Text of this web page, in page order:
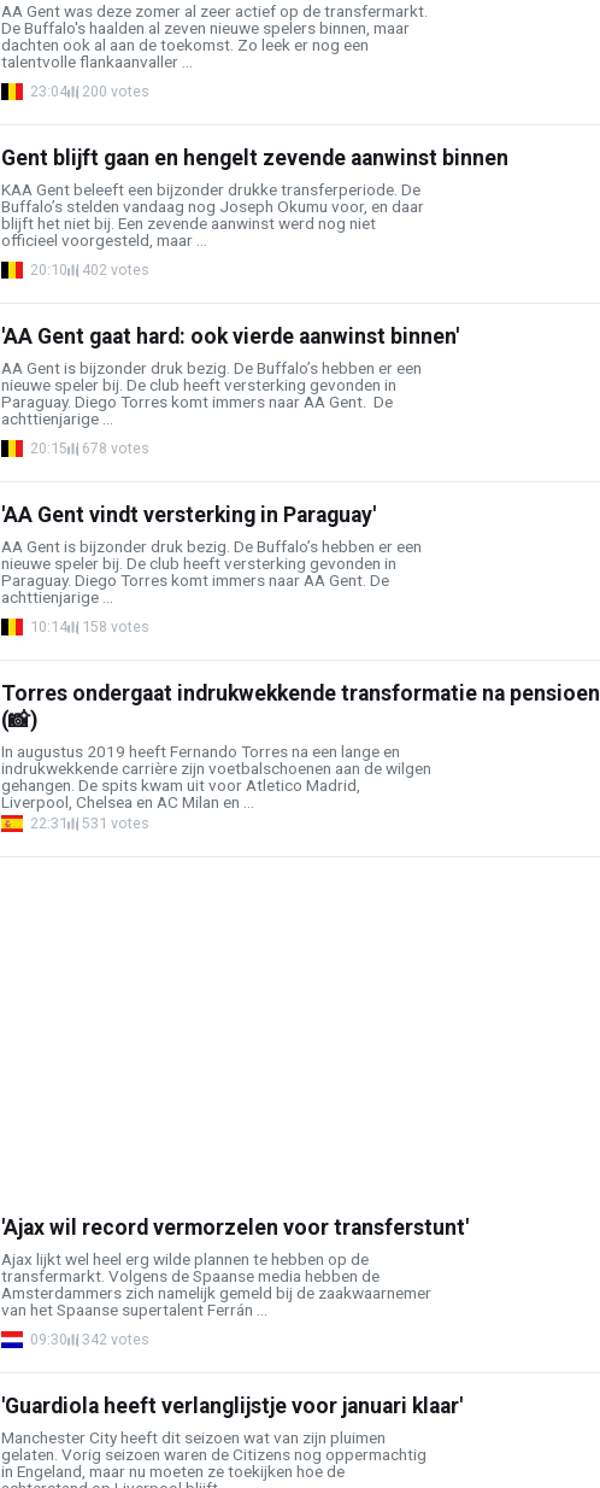
AA Gent was deze zomer al zeer actief op de transfermarkt.
De Buffalo's haalden al zeven nieuwe spelers binnen, maar
dachten ook al aan de toekomst. Zo leek er nog een
talentvolle flankaanvaller ...
23:04 200 votes
Gent blijft gaan en hengelt zevende aanwinst binnen
KAA Gent beleeft een bijzonder drukke transferperiode. De
Buffalo’s stelden vandaag nog Joseph Okumu voor, en daar
blijft het niet bij. Een zevende aanwinst werd nog niet
officieel voorgesteld, maar ...
20:10 402 votes
'AA Gent gaat hard: ook vierde aanwinst binnen'
AA Gent is bijzonder druk bezig. De Buffalo’s hebben er een
nieuwe speler bij. De club heeft versterking gevonden in
Paraguay. Diego Torres komt immers naar AA Gent. De
achttienjarige ...
20:15 678 votes
'AA Gent vindt versterking in Paraguay'
AA Gent is bijzonder druk bezig. De Buffalo’s hebben er een
nieuwe speler bij. De club heeft versterking gevonden in
Paraguay. Diego Torres komt immers naar AA Gent. De
achttienjarige ...
10:14 158 votes
Torres ondergaat indrukwekkende transformatie na pensioen
(📸)
In augustus 2019 heeft Fernando Torres na een lange en
indrukwekkende carrière zijn voetbalschoenen aan de wilgen
gehangen. De spits kwam uit voor Atletico Madrid,
Liverpool, Chelsea en AC Milan en ...
22:31 531 votes
'Ajax wil record vermorzelen voor transferstunt'
Ajax lijkt wel heel erg wilde plannen te hebben op de
transfermarkt. Volgens de Spaanse media hebben de
Amsterdammers zich namelijk gemeld bij de zaakwaarnemer
van het Spaanse supertalent Ferrán ...
09:30 342 votes
'Guardiola heeft verlanglijstje voor januari klaar'
Manchester City heeft dit seizoen wat van zijn pluimen
gelaten. Vorig seizoen waren de Citizens nog oppermachtig
in Engeland, maar nu moeten ze toekijken hoe de